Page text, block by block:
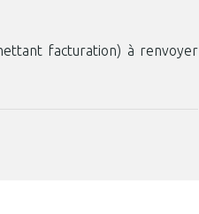
facturation) à renvoyer